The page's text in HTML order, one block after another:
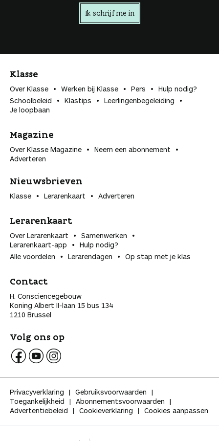
Ik schrijf me in
Klasse
Over Klasse Werken bij Klasse Pers
Hulp nodig?
Schoolbeleid
Klastips
Leerlingen­begeleiding
Je loopbaan
Magazine
Over Klasse Magazine
Neem een abonnement
Adverteren
Nieuwsbrieven
Klasse Lerarenkaart Adverteren
Lerarenkaart
Over Lerarenkaart
Samenwerken
Lerarenkaart-app
Hulp nodig?
Alle voordelen
Lerarendagen Op stap met je klas
Contact
H. Consciencegebouw
Koning Albert II-laan 15 bus 134
1210 Brussel
Volg ons op
o
l
g
K
l
a
o
g
K
a
o
g
K
l
a
Privacyverklaring
Gebruiksvoorwaarden
Toegankelijkheid
Abonnementsvoorwaarden
Advertentiebeleid
Cookieverklaring Cookies aanpassen